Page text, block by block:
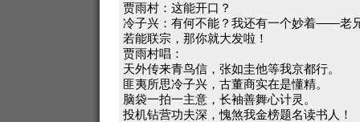
贾雨村：这能开口？
冷子兴：有何不能？我还有一个妙着——老
若能联宗，那你就大发啦！
贾雨村唱：
天外传来青鸟信，张如圭他等我京都行。
匪夷所思冷子兴，古董商实在是懂精。
脑袋一拍一主意，长袖善舞心计灵。
投机钻营功夫深，愧煞我金榜题名读书人！